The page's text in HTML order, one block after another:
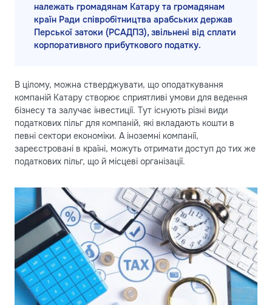
належать громадянам Катару та громадянам
країн Ради співробітництва арабських держав
Перської затоки (РСАДПЗ), звільнені від сплати
корпоративного прибуткового податку.
В цілому, можна стверджувати, що оподаткування
компаній Катару створює сприятливі умови для ведення
бізнесу та залучає інвестиції. Тут існують різні види
податкових пільг для компаній, які вкладають кошти в
певні сектори економіки. А іноземні компанії,
зареєстровані в країні, можуть отримати доступ до тих же
податкових пільг, що й місцеві організації.